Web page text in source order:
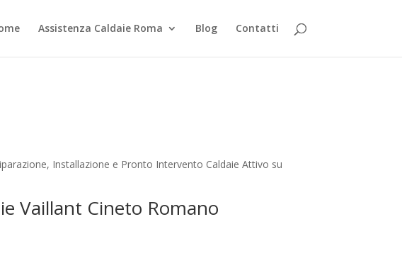
Assistenza Caldaie Roma Blog Contatti
Installazione e Pronto Intervento Caldaie Attivo su
Vaillant Cineto Romano